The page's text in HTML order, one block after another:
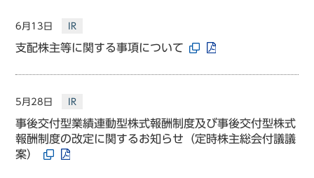
6月13日 IR
支配株主等に関する事項について
5月28日 IR
事後交付型業績連動型株式報酬制度及び事後交付型株式
報酬制度の改定に関するお知らせ（定時株主総会付議議
案）